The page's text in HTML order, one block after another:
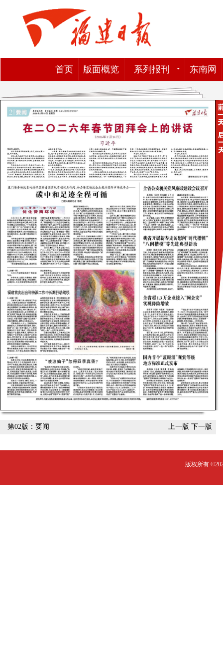
首页 版面概览 系列报刊 东南网
第02版：要闻 上一版 下一版
版权所有